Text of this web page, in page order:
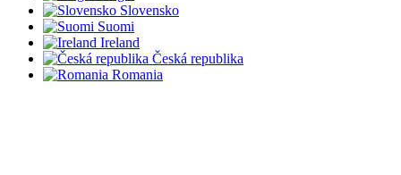
Slovensko
Suomi
Ireland
Česká republika
Romania